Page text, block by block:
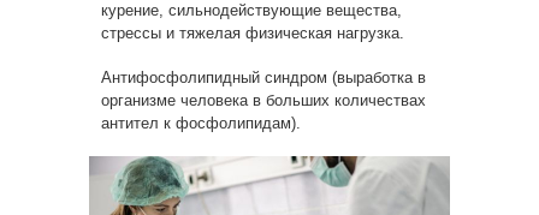
курение, сильнодействующие вещества,
стрессы и тяжелая физическая нагрузка.
Антифосфолипидный синдром (выработка в
организме человека в больших количествах
антител к фосфолипидам).